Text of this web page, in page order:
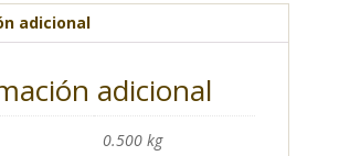
adicional
adicional
0.500 kg